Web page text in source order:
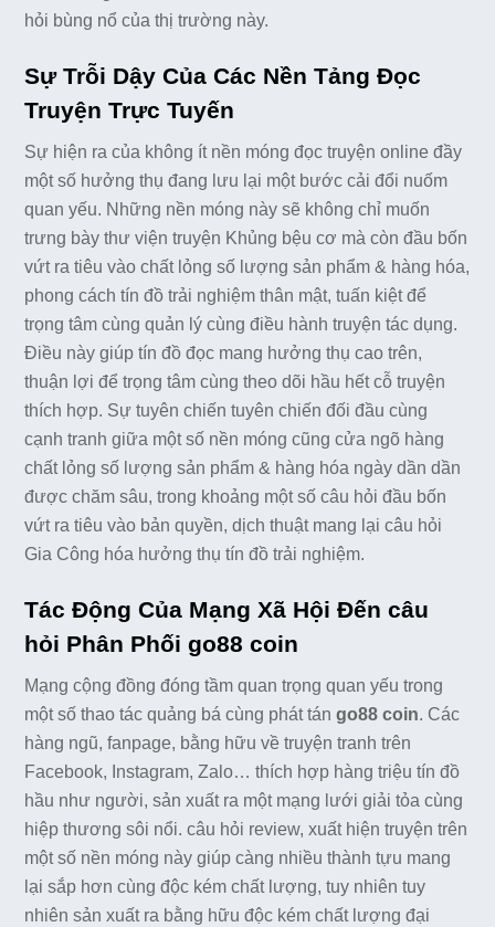
hỏi bùng nổ của thị trường này.
Sự Trỗi Dậy Của Các Nền Tảng Đọc
Truyện Trực Tuyến
Sự hiện ra của không ít nền móng đọc truyện online đầy
một số hưởng thụ đang lưu lại một bước cải đổi nuốm
quan yếu. Những nền móng này sẽ không chỉ muốn
trưng bày thư viện truyện Khủng bệu cơ mà còn đầu bốn
vứt ra tiêu vào chất lỏng số lượng sản phẩm & hàng hóa,
phong cách tín đồ trải nghiệm thân mật, tuấn kiệt để
trọng tâm cùng quản lý cùng điều hành truyện tác dụng.
Điều này giúp tín đồ đọc mang hưởng thụ cao trên,
thuận lợi để trọng tâm cùng theo dõi hầu hết cỗ truyện
thích hợp. Sự tuyên chiến tuyên chiến đối đầu cùng
cạnh tranh giữa một số nền móng cũng cửa ngõ hàng
chất lỏng số lượng sản phẩm & hàng hóa ngày dần dần
được chăm sâu, trong khoảng một số câu hỏi đầu bốn
vứt ra tiêu vào bản quyền, dịch thuật mang lại câu hỏi
Gia Công hóa hưởng thụ tín đồ trải nghiệm.
Tác Động Của Mạng Xã Hội Đến câu
hỏi Phân Phối go88 coin
Mạng cộng đồng đóng tầm quan trọng quan yếu trong
một số thao tác quảng bá cùng phát tángo88 coin. Các
hàng ngũ, fanpage, bằng hữu về truyện tranh trên
Facebook, Instagram, Zalo… thích hợp hàng triệu tín đồ
hầu như người, sản xuất ra một mạng lưới giải tỏa cùng
hiệp thương sôi nổi. câu hỏi review, xuất hiện truyện trên
một số nền móng này giúp càng nhiều thành tựu mang
lại sắp hơn cùng độc kém chất lượng, tuy nhiên tuy
nhiên sản xuất ra bằng hữu độc kém chất lượng đại